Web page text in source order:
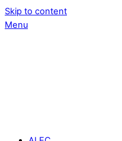
Skip to content
Menu